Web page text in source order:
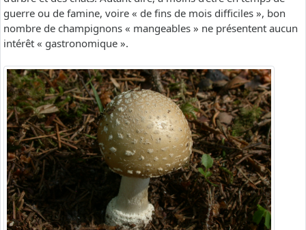
guerre ou de famine, voire « de fins de mois difficiles », bon
nombre de champignons « mangeables » ne présentent aucun
intérêt « gastronomique ».